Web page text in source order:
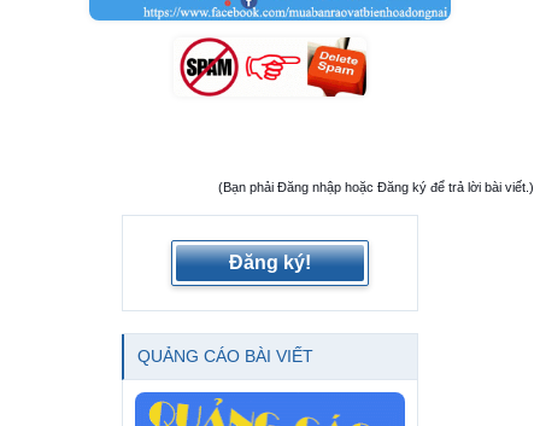
(Bạn phải Đăng nhập hoặc Đăng ký để trả lời bài viết.)
Đăng ký!
QUẢNG CÁO BÀI VIẾT